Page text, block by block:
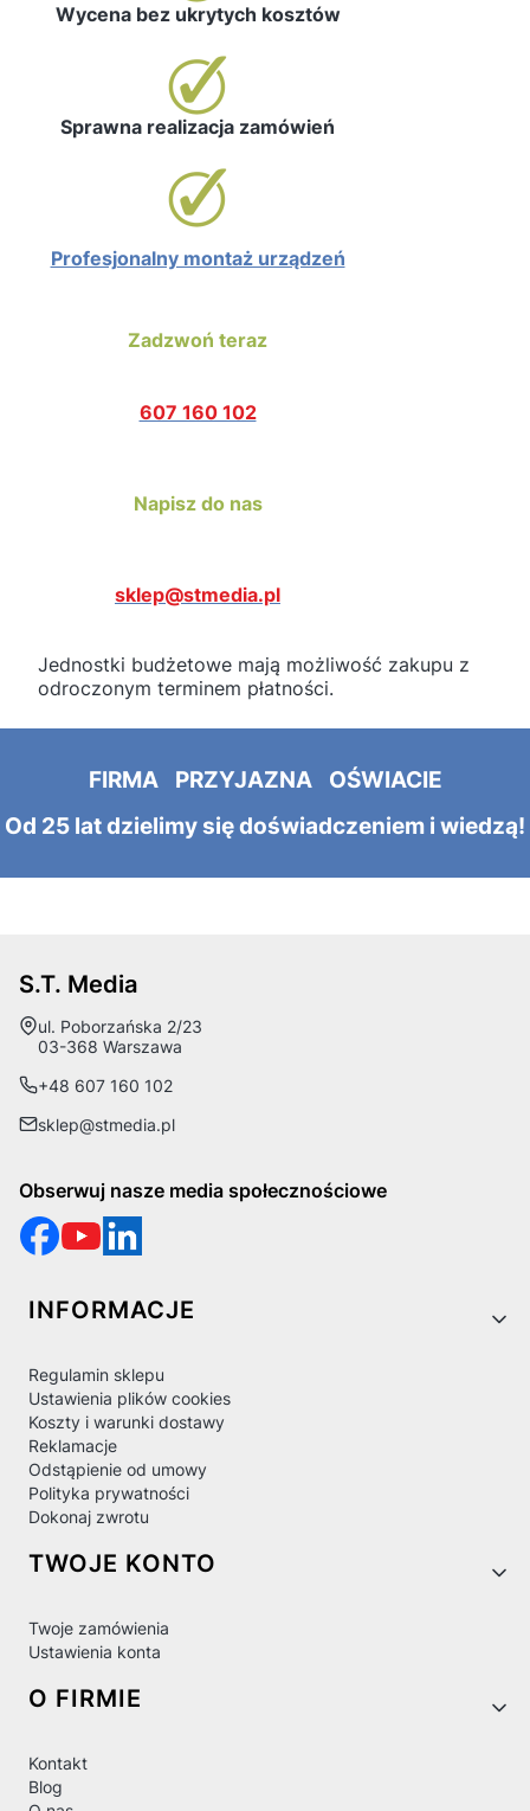
Wycena bez ukrytych kosztów
Sprawna realizacja zamówień
Profesjonalny montaż urządzeń
Zadzwoń teraz
607 160 102
Napisz do nas
sklep@stmedia.pl
Jednostki budżetowe mają możliwość zakupu z
odroczonym terminem płatności.
FIRMA PRZYJAZNA OŚWIACIE
Od 25 lat dzielimy się doświadczeniem i wiedzą!
S.T. Media
Adres:
ul. Poborzańska 2/23
03-368 Warszawa
+48 607 160 102
sklep@stmedia.pl
Obserwuj nasze media społecznościowe
Linki w stopce
INFORMACJE
Regulamin sklepu
Ustawienia plików cookies
Koszty i warunki dostawy
Reklamacje
Odstąpienie od umowy
Polityka prywatności
Dokonaj zwrotu
TWOJE KONTO
Twoje zamówienia
Ustawienia konta
O FIRMIE
Kontakt
Blog